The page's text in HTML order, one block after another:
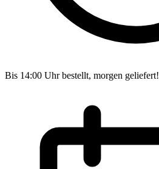
Bis 14:00 Uhr bestellt, morgen geliefert!